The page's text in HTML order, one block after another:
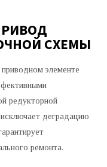
СХЕМЫ
элементе
редукторной
деградацию
ремонта.